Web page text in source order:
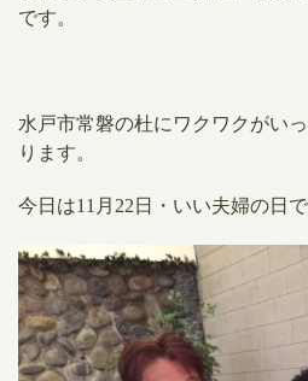
です。
水戸市常磐の杜にワクワクがい
ります。
今日は11月22日・いい夫婦の日で